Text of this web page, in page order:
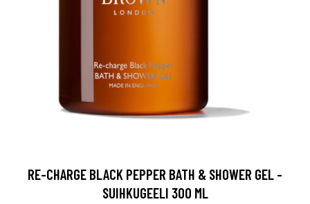
RE-CHARGE BLACK PEPPER BATH & SHOWER GEL -
SUIHKUGEELI 300 ML